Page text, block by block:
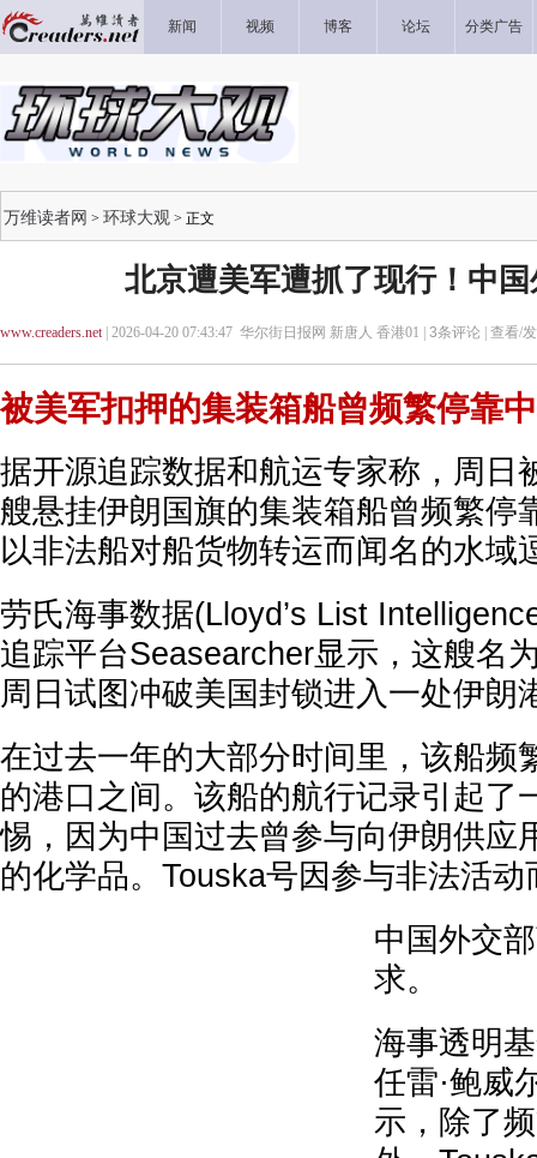
新闻 视频 博客 论坛 分类广告
万维读者网 > 环球大观 > 正文
北京遭美军遭抓了现行！中
www.creaders.net| 2026-04-20 07:43:47 华尔街日报网 新唐人 香港01 | 3条评论 | 查看/
被美军扣押的集装箱船曾频繁停靠
据开源追踪数据和航运专家称，周日
艘悬挂伊朗国旗的集装箱船曾频繁停
以非法船对船货物转运而闻名的水域
劳氏海事数据(Lloyd’s List
追踪平台Seasearcher显示，这艘名
周日试图冲破美国封锁进入一处伊朗
在过去一年的大部分时间里，该船频
的港口之间。该船的航行记录引起了
惕，因为中国过去曾参与向伊朗供应
的化学品。Touska号因参与非法活
中国外交
求。
海事透明
任雷·鲍威
示，除了